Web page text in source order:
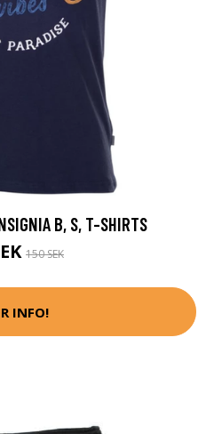
B, S, T-SHIRTS
150 SEK
INFO!